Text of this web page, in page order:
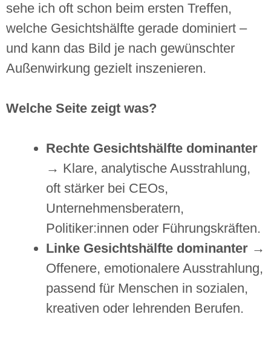
sehe ich oft schon beim ersten Treffen,
welche Gesichtshälfte gerade dominiert –
und kann das Bild je nach gewünschter
Außenwirkung gezielt inszenieren.
Welche Seite zeigt was?
Rechte Gesichtshälfte dominanter
→ Klare, analytische Ausstrahlung,
oft stärker bei CEOs,
Unternehmensberatern,
Politiker:innen oder Führungskräften.
Linke Gesichtshälfte dominanter →
Offenere, emotionalere Ausstrahlung,
passend für Menschen in sozialen,
kreativen oder lehrenden Berufen.